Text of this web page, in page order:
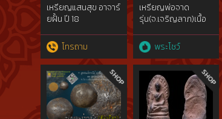
เหรียญแสนสุข อาจาร์
ยฝั้น ปี 18
โทรถาม
เหรียญพ่อจาด
รุ่น(จ.เจริญลาภ)เนื้อ
กระเบา
จ.ปราจีนบุรี{rare
show}
พระโชว์